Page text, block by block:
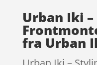
Urban Iki
fra Urban